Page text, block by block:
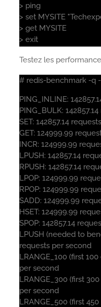
> ping
> set MYSITE
> get MYSITE
> exit
Testez les
# redis-benchmark -q
PING_INLINE:
PING_BULK:
SET: 142857.14
GET: 124999.99
INCR: 124999.99
LPUSH: 142857.14
RPUSH: 142857.14
LPOP: 124999.99
RPOP: 124999.99
SADD: 124999.99
HSET: 124999.99
SPOP: 142857.14
LPUSH (needed to
requests per second
LRANGE_100 (first
per second
LRANGE_300 (first
per second
LRANGE_500 (first